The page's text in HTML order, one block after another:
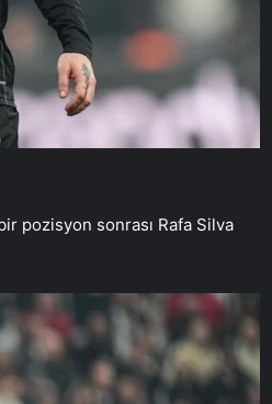
pozisyon sonrası Rafa Silva